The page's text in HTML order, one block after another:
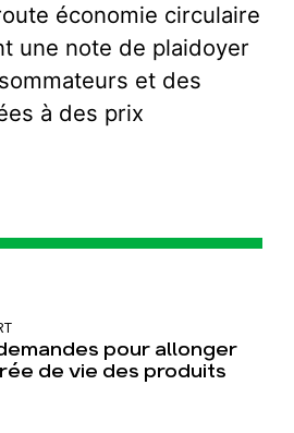
économie circulaire
une note de plaidoyer
et des
à des prix
pour allonger
de vie des produits